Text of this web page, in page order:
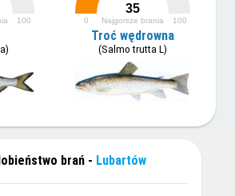
100
35
Najgorsze brania
0 100
Troć wędrowna
(Salmo trutta L)
brań - Lubartów